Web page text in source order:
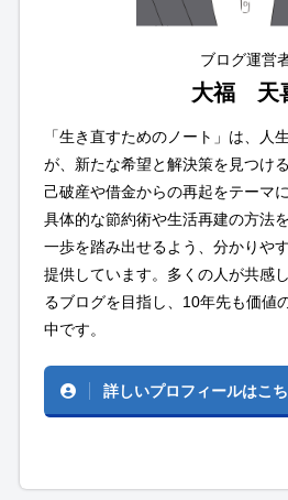
ブログ運営
大福 天
「生き直すためのノート」は、人
が、新たな希望と解決策を見つけ
己破産や借金からの再起をテーマ
具体的な節約術や生活再建の方法
一歩を踏み出せるよう、分かりや
提供しています。多くの人が共感
るブログを目指し、10年先も価値
中です。
詳しいプロフィールはこ